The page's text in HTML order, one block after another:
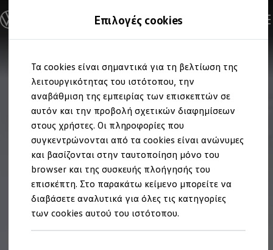
Επιλογές cookies
Τα cookies είναι σημαντικά για τη βελτίωση της
λειτουργικότητας του ιστότοπου, την
αναβάθμιση της εμπειρίας των επισκεπτών σε
αυτόν και την προβολή σχετικών διαφημίσεων
στους χρήστες. Οι πληροφορίες που
συγκεντρώνονται από τα cookies είναι ανώνυμες
και βασίζονται στην ταυτοποίηση μόνο του
browser και της συσκευής πλοήγησής του
επισκέπτη. Στο παρακάτω κείμενο μπορείτε να
διαβάσετε αναλυτικά για όλες τις κατηγορίες
των cookies αυτού του ιστότοπου.
στο
περιεχόμενο
στο
footer
Ανακαλύψτε τα Μοντέλα
Διαμορφώστε το Volkswagen σας
Επαγγελματικά Οχήματα Volkswagen
Ηλεκτρικά & eHybrid μοντέλα
Ηλεκτρικά μοντέλα
ID.3 Neo
Νέο ID. Polo
ID.4
ID.4 GTX
ID.5
ID.5 GTX
ID.7
ID.7 GTX
ID. Buzz
ID. Buzz Cargo
ID. CROSS
eHybrid μοντέλα
Golf GTE